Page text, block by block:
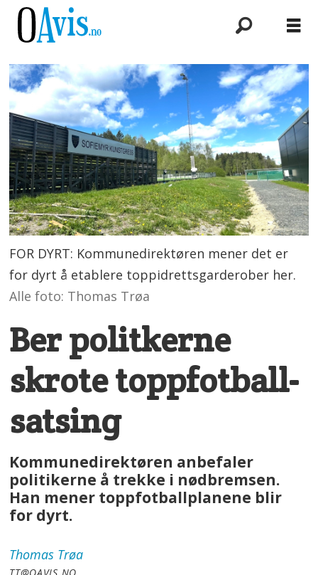
FOR DYRT: Kommunedirektøren mener det er
for dyrt å etablere toppidrettsgarderober her.
Alle foto: Thomas Trøa
Ber politkerne
skrote toppfotball-
satsing
Kommunedirektøren anbefaler
politikerne å trekke i nødbremsen.
Han mener toppfotballplanene blir
for dyrt.
Thomas Trøa